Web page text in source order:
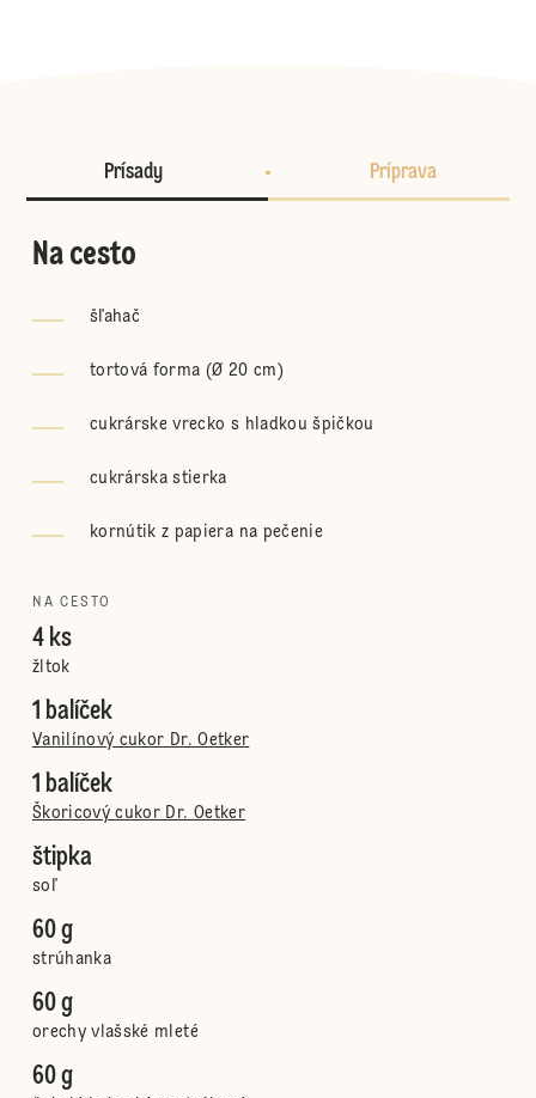
Prísady Príprava
Na cesto
šľahač
tortová forma (Ø 20 cm)
cukrárske vrecko s hladkou špičkou
cukrárska stierka
kornútik z papiera na pečenie
NA CESTO
4 ks
žltok
1 balíček
Vanilínový cukor Dr. Oetker
1 balíček
Škoricový cukor Dr. Oetker
štipka
soľ
60 g
strúhanka
60 g
orechy vlašské mleté
60 g